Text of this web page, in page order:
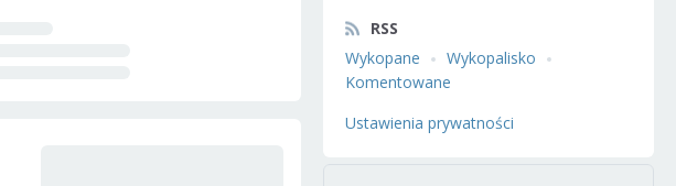
RSS
Wykopane
Wykopalisko
Komentowane
Ustawienia prywatności